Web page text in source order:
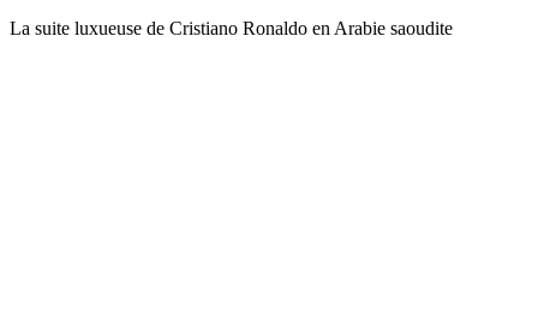
La suite luxueuse de Cristiano Ronaldo en Arabie saoudite